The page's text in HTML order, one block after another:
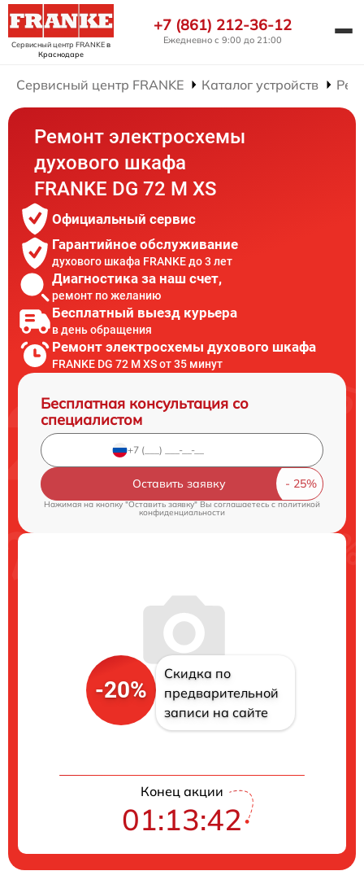
Сервисный центр FRANKEв
Краснодаре
+7 (861) 212-36-12
Ежедневно с 9:00 до 21:00
Сервисный центр FRANKE Каталог устройств
Ремонт электросхемы
духового шкафа
FRANKE DG 72 M XS
Официальный сервис
Гарантийное обслуживание
духового шкафа FRANKE до 3 лет
Диагностика за наш счет,
ремонт по желанию
Бесплатный выезд курьера
в день обращения
Ремонт электросхемы духового шкафа
FRANKE DG 72 M XS от 35 минут
Бесплатная консультация со
специалистом
Оставить заявку
Нажимая на кнопку "Оставить заявку" Вы соглашаетесь cполитикой
конфиденциальности
-20%
Скидка по
предварительной
записи на сайте
Конец акции
01:13:41